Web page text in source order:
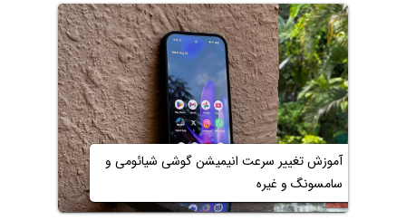
آموزش تغییر سرعت انیمیشن گوشی شیائومی و
سامسونگ و غیره